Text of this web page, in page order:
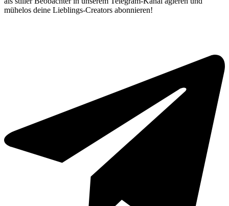
mühelos deine Lieblings-Creators abonnieren!